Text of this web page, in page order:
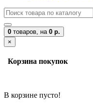
0 товаров, на 0 р.
×
Корзина покупок
В корзине пусто!